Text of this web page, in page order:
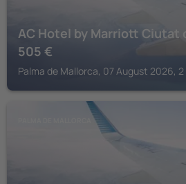
AC Hotel by Marriott Ciutat
505 €
Palma de Mallorca, 07 August 2026,